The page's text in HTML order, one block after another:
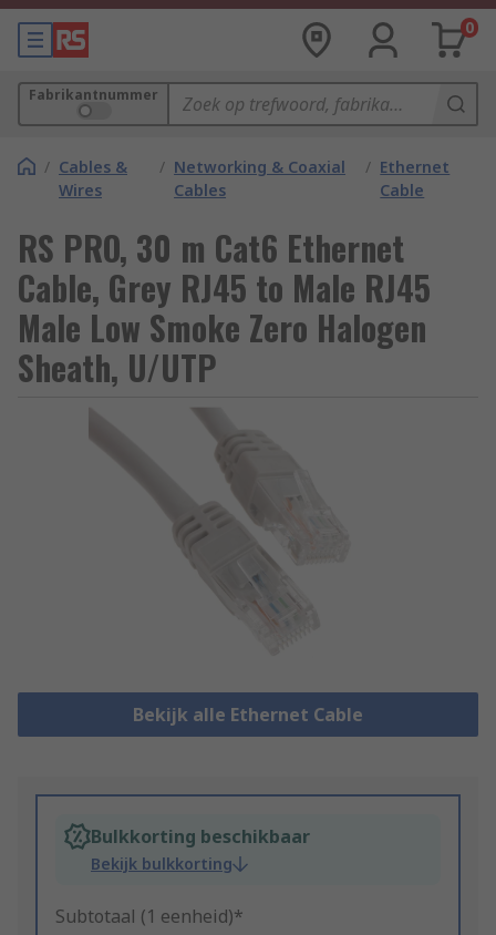
0
Fabrikantnummer
/ Cables &
Wires
/ Networking & Coaxial
Cables
/ Ethernet
Cable
RS PRO, 30 m Cat6 Ethernet
Cable, Grey RJ45 to Male RJ45
Male Low Smoke Zero Halogen
Sheath, U/UTP
Bekijk alle Ethernet Cable
Bulkkorting beschikbaar
Bekijk bulkkorting
Subtotaal (1 eenheid)*